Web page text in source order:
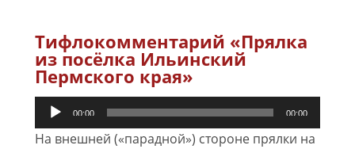
Тифлокомментарий «Прялка
из посёлка Ильинский
Пермского края»
Аудиоплеер
00:00 00:00
На внешней («парадной») стороне прялки на